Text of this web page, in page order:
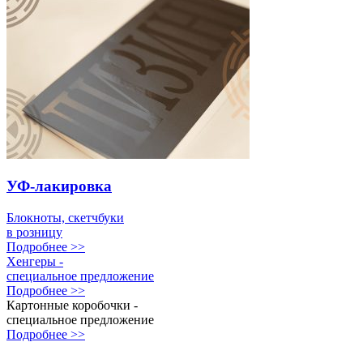
УФ-лакировка
Блокноты, скетчбуки
в розницу
Подробнее >>
Хенгеры -
специальное предложение
Подробнее >>
Картонные коробочки -
специальное предложение
Подробнее >>